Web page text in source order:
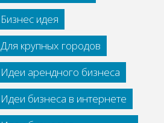
Бизнес идея
Для крупных городов
Идеи арендного бизнеса
Идеи бизнеса в интернете